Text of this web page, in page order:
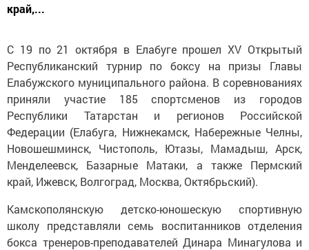
край,...
С 19 по 21 октября в Елабуге прошел XV Открытый
Республиканский турнир по боксу на призы Главы
Елабужского муниципального района. В соревнованиях
приняли участие 185 спортсменов из городов
Республики Татарстан и регионов Российской
Федерации (Елабуга, Нижнекамск, Набережные Челны,
Новошешминск, Чистополь, Ютазы, Мамадыш, Арск,
Менделеевск, Базарные Матаки, а также Пермский
край, Ижевск, Волгоград, Москва, Октябрьский).
Камскополянскую детско-юношескую спортивную
школу представляли семь воспитанников отделения
бокса тренеров-преподавателей Динара Минагулова и